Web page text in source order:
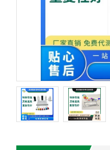
试剂盒现货
1)elisa试剂盒